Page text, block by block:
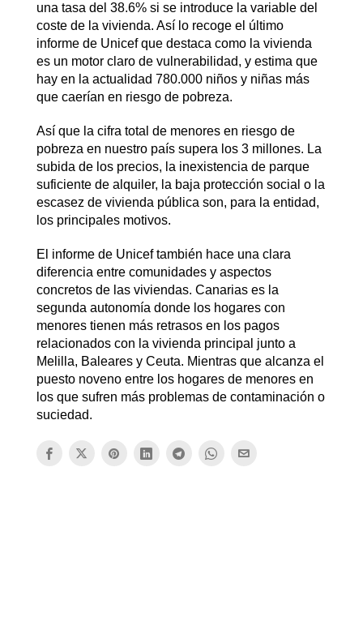
una tasa del 38.6% si se introduce la variable del
coste de la vivienda. Así lo recoge el último
informe de Unicef que destaca como la vivienda
es un motor claro de vulnerabilidad, y estima que
hay en la actualidad 780.000 niños y niñas más
que caerían en riesgo de pobreza.
Así que la cifra total de menores en riesgo de
pobreza en nuestro país supera los 3 millones. La
subida de los precios, la inexistencia de parque
suficiente de alquiler, la baja protección social o la
escasez de vivienda pública son, para la entidad,
los principales motivos.
El informe de Unicef también hace una clara
diferencia entre comunidades y aspectos
concretos de las viviendas. Canarias es la
segunda autonomía donde los hogares con
menores tienen más retrasos en los pagos
relacionados con la vivienda principal junto a
Melilla, Baleares y Ceuta. Mientras que alcanza el
puesto noveno entre los hogares de menores en
los que sufren más problemas de contaminación o
suciedad.